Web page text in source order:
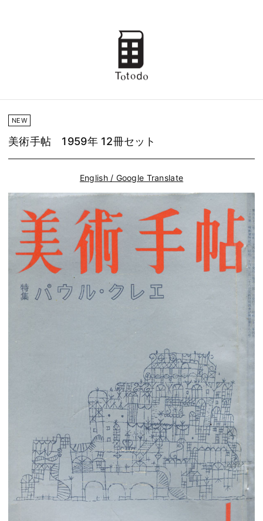
NEW
美術手帖 1959年 12冊セット
English / Google Translate